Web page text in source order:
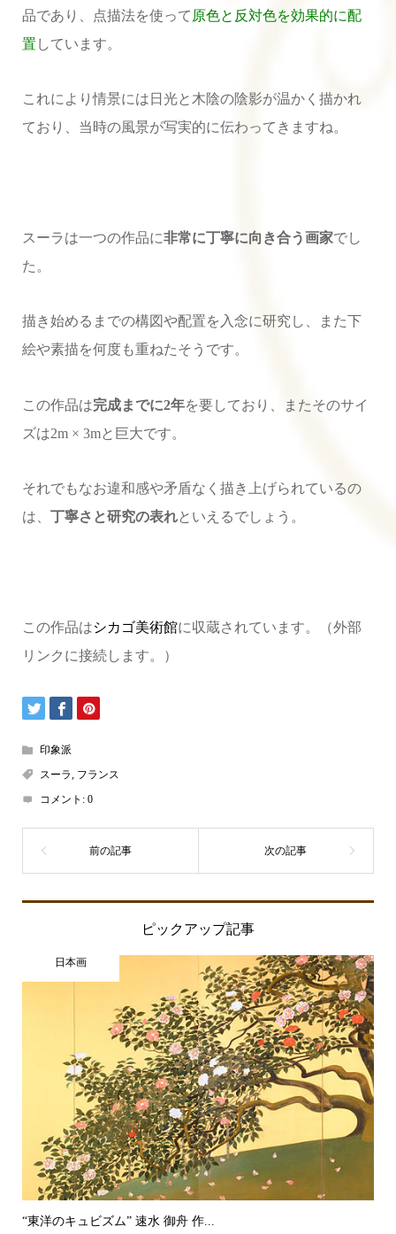
品であり、点描法を使って 原色と反対色を効果的に配
置 しています。
これにより情景には日光と木陰の陰影が温かく描かれ
ており、当時の風景が写実的に伝わってきますね。
スーラは一つの作品に非常に丁寧に向き合う画家でし
た。
描き始めるまでの構図や配置を入念に研究し、また下
絵や素描を何度も重ねたそうです。
この作品は完成までに2年を要しており、またそのサイ
ズは2m × 3mと巨大です。
それでもなお違和感や矛盾なく描き上げられているの
は、 丁寧さと研究の表れといえるでしょう。
この作品はシカゴ美術館に収蔵されています。（外部
リンクに接続します。）
印象派
スーラ, フランス
コメント: 0
ピックアップ記事
日本画
“東洋のキュビズム” 速水 御舟 作...